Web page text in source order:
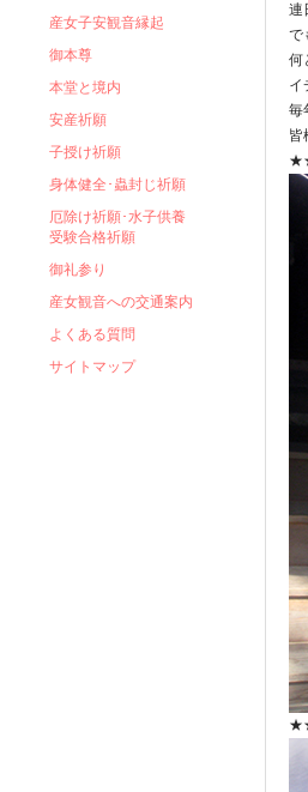
連
で
何
イ
毎
皆
産女子安観音縁起
御本尊
本堂と境内
安産祈願
子授け祈願
身体健全･蟲封じ祈願
厄除け祈願･水子供養
受験合格祈願
御礼参り
産女観音への交通案内
よくある質問
サイトマップ